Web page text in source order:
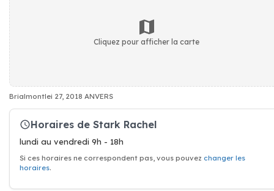
Cliquez pour afficher la carte
Brialmontlei 27, 2018 ANVERS
Horaires de Stark Rachel
lundi au vendredi 9h - 18h
Si ces horaires ne correspondent pas, vous pouvez changer les
horaires.